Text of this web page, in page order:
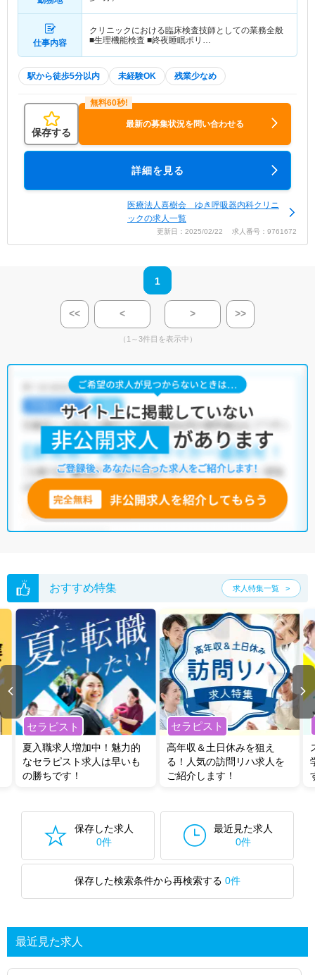
仕事内容
クリニックにおける臨床検査技師としての業務全般
■生理機能検査 ■終夜睡眠ポリ…
駅から徒歩5分以内 未経験OK 残業少なめ
保存する
最新の募集状況を問い合わせる
詳細を見る
医療法人喜樹会 ゆき呼吸器内科クリニ
ックの求人一覧
更新日：2025/02/22 求人番号：9761672
1
<< < > >>
（1～3件目を表示中）
おすすめ特集 求人特集一覧
セラピスト
夏入職求人増加中！魅力的
なセラピスト求人は早いも
の勝ちです！
セラピスト
高年収＆土日休みを狙え
る！人気の訪問リハ求人を
ご紹介します！
保存した求人
0件
最近見た求人
0件
保存した検索条件から再検索する 0件
最近見た求人